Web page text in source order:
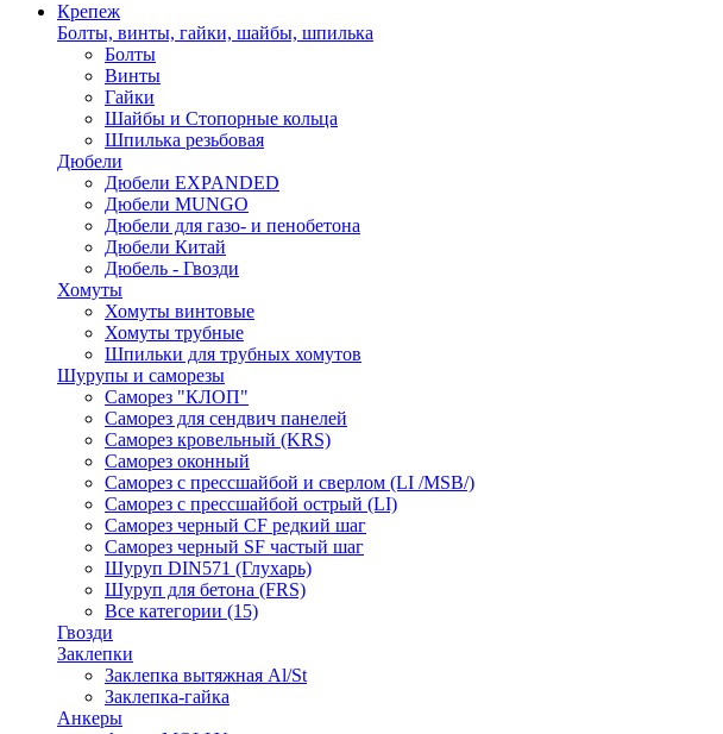
Крепеж
Болты, винты, гайки, шайбы, шпилька
Болты
Винты
Гайки
Шайбы и Стопорные кольца
Шпилька резьбовая
Дюбели
Дюбели EXPANDED
Дюбели MUNGO
Дюбели для газо- и пенобетона
Дюбели Китай
Дюбель - Гвозди
Хомуты
Хомуты винтовые
Хомуты трубные
Шпильки для трубных хомутов
Шурупы и саморезы
Саморез "КЛОП"
Саморез для сендвич панелей
Саморез кровельный (KRS)
Саморез оконный
Саморез с прессшайбой и сверлом (LI /MSB/)
Саморез с прессшайбой острый (LI)
Саморез черный CF редкий шаг
Саморез черный SF частый шаг
Шуруп DIN571 (Глухарь)
Шуруп для бетона (FRS)
Все категории (15)
Гвозди
Заклепки
Заклепка вытяжная Al/St
Заклепка-гайка
Анкеры